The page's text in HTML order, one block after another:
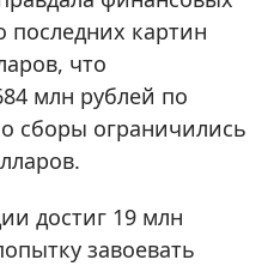
картин
что
млн рублей по
сборы ограничились
достиг 19 млн
завоевать